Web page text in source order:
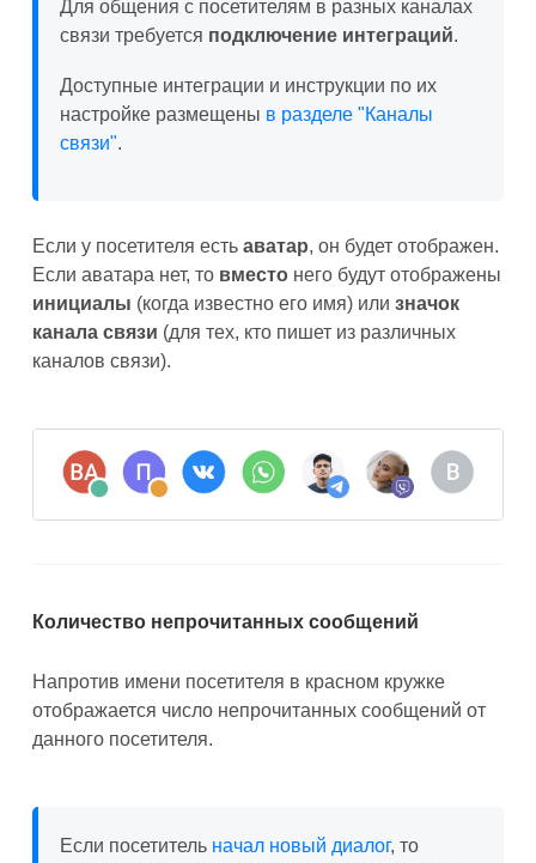
Для общения с посетителям в разных каналах
связи требуется подключение интеграций.
Доступные интеграции и инструкции по их
настройке размещены в разделе "Каналы
связи".
Если у посетителя есть аватар, он будет отображен.
Если аватара нет, то вместо него будут отображены
инициалы (когда известно его имя) или значок
канала связи (для тех, кто пишет из различных
каналов связи).
Количество непрочитанных сообщений
Напротив имени посетителя в красном кружке
отображается число непрочитанных сообщений от
данного посетителя.
Если посетитель начал новый диалог, то